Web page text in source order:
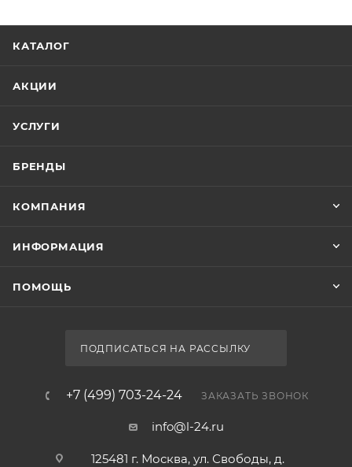
КАТАЛОГ
АКЦИИ
УСЛУГИ
БРЕНДЫ
КОМПАНИЯ
ИНФОРМАЦИЯ
ПОМОЩЬ
ПОДПИСАТЬСЯ НА РАССЫЛКУ
+7 (499) 703-24-24 ЗАКАЗАТЬ ЗВОНОК
info@l-24.ru
125481 г. Москва, ул. Свободы, д.